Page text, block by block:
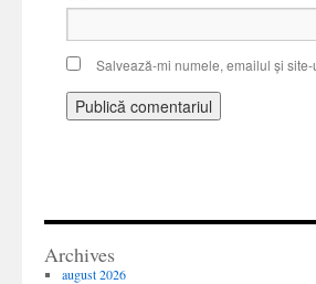
Salvează-mi numele, emailul și
Archives
august 2026